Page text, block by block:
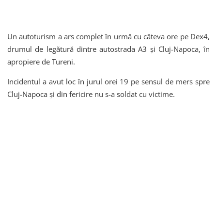
Un autoturism a ars complet în urmă cu câteva ore pe Dex4,
drumul de legătură dintre autostrada A3 și Cluj-Napoca, în
apropiere de Tureni.
Incidentul a avut loc în jurul orei 19 pe sensul de mers spre
Cluj-Napoca și din fericire nu s-a soldat cu victime.